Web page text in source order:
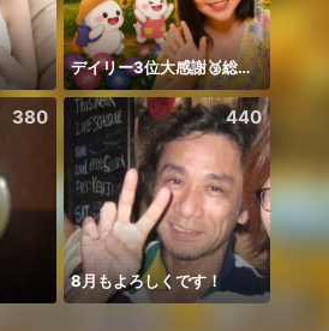
デイリー3位大感謝🥉総合10日まで🌻
380 440
8月もよろしくです！